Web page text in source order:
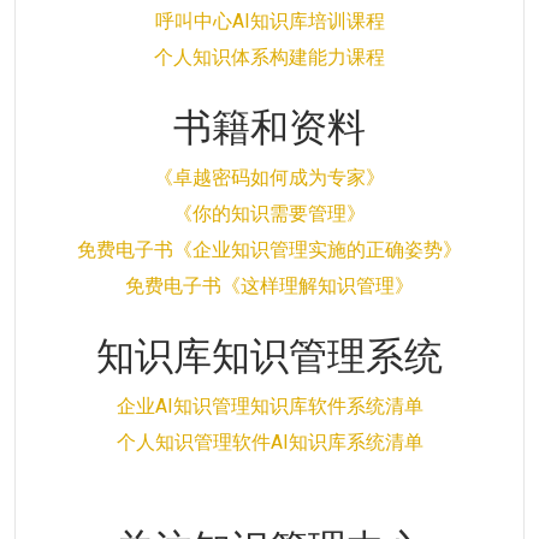
呼叫中心AI知识库培训课程
个人知识体系构建能力课程
书籍和资料
《卓越密码如何成为专家》
《你的知识需要管理》
免费电子书《企业知识管理实施的正确姿势》
免费电子书《这样理解知识管理》
知识库知识管理系统
企业AI知识管理知识库软件系统清单
个人知识管理软件AI知识库系统清单